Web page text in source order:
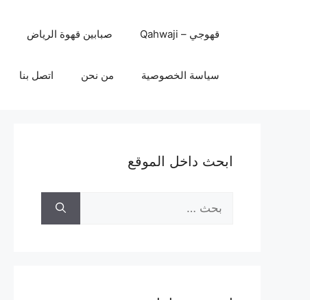
قهوجي – Qahwaji صبابين قهوة الرياض
سياسة الخصوصية من نحن اتصل بنا
ابحث داخل الموقع
عن: